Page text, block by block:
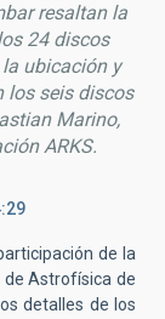
resaltan la
24 discos
ubicación y
los seis discos
Marino,
n ARKS.
de la
de Astrofísica de
detall es de los